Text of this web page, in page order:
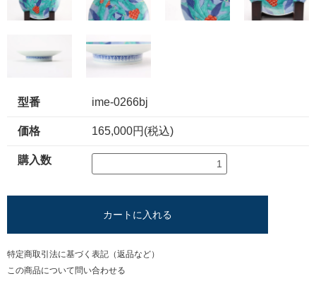
型番 ime-0266bj
価格 165,000円(税込)
購入数
カートに入れる
特定商取引法に基づく表記（返品など）
この商品について問い合わせる